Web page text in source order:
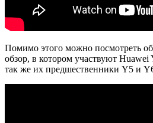
Помимо этого можно посмотреть
обзор, в котором участвуют
так же их предшественники Y5 и